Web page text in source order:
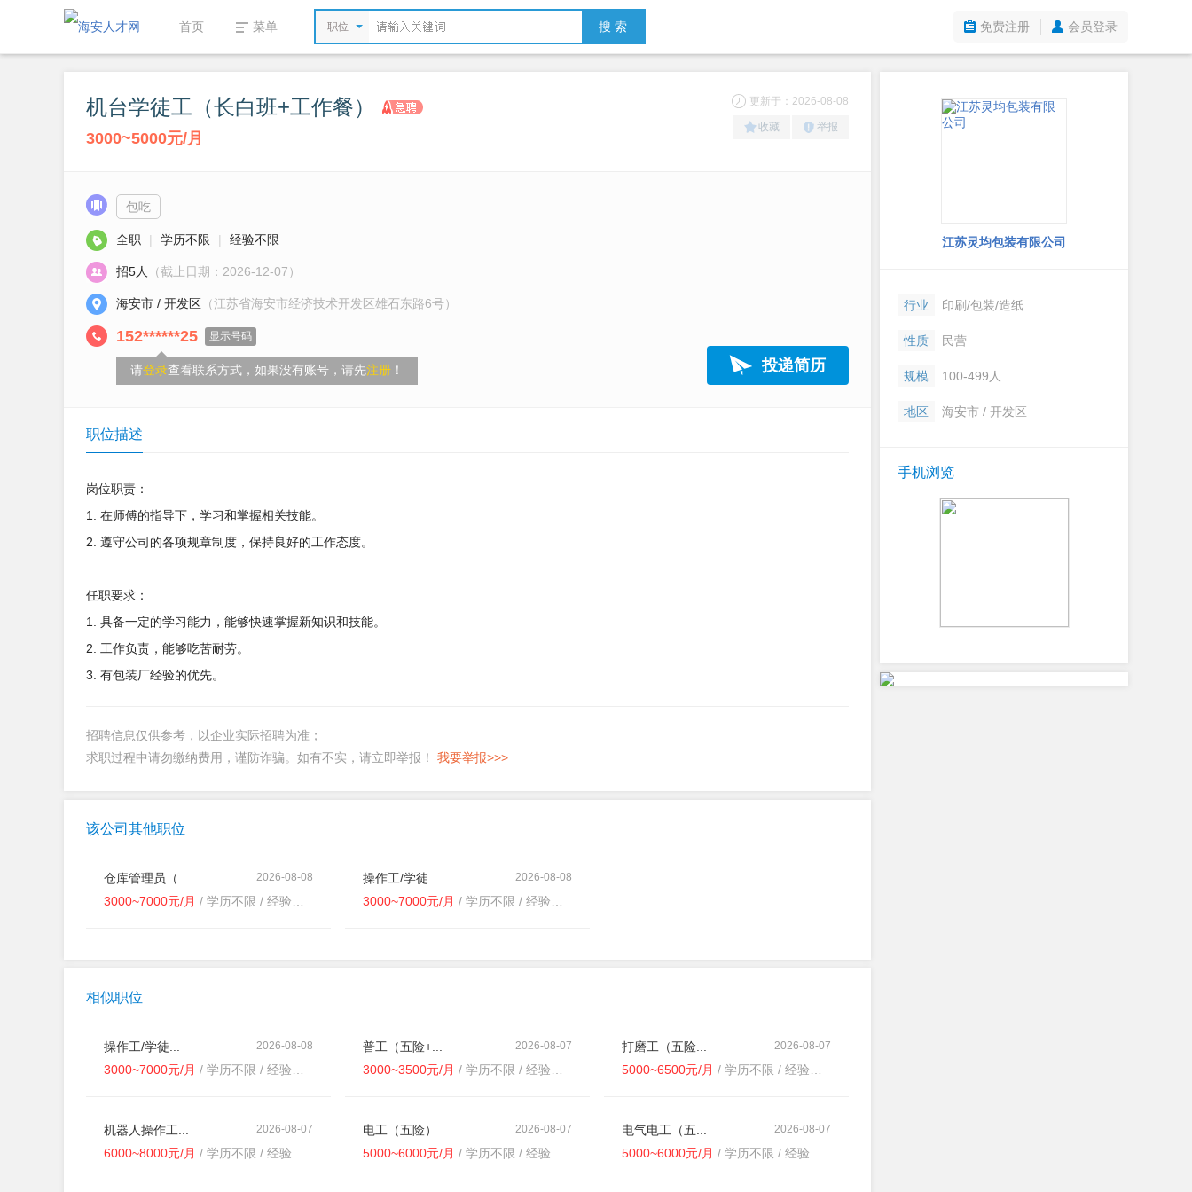
首页 菜单 职位 搜 索 免费注册 会员登录
机台学徒工（长白班+工作餐）
3000~5000元/月
更新于：2026-08-08
收藏 举报
包吃
全职 | 学历不限 | 经验不限
招5人 （截止日期：2026-12-07）
海安市 / 开发区 （江苏省海安市经济技术开发区雄石东路6号）
152******25 显示号码
请登录查看联系方式，如果没有账号，请先注册 ！ 投递简历
职位描述
岗位职责：
1. 在师傅的指导下，学习和掌握相关技能。
2. 遵守公司的各项规章制度，保持良好的工作态度。
任职要求：
1. 具备一定的学习能力，能够快速掌握新知识和技能。
2. 工作负责，能够吃苦耐劳。
3. 有包装厂经验的优先。
招聘信息仅供参考，以企业实际招聘为准；
求职过程中请勿缴纳费用，谨防诈骗。如有不实，请立即举报！ 我要举报>>>
该公司其他职位
2026-08-08
仓库管理员（...
3000~7000元/月 / 学历不限 / 经验不限
2026-08-08
操作工/学徒...
3000~7000元/月 / 学历不限 / 经验不限
相似职位
2026-08-08
操作工/学徒...
3000~7000元/月 / 学历不限 / 经验不限
2026-08-07
普工（五险+...
3000~3500元/月 / 学历不限 / 经验不限
2026-08-07
打磨工（五险...
5000~6500元/月 / 学历不限 / 经验不限
2026-08-07
机器人操作工...
6000~8000元/月 / 学历不限 / 经验不限
2026-08-07
电工（五险）
5000~6000元/月 / 学历不限 / 经验不限
2026-08-07
电气电工（五...
5000~6000元/月 / 学历不限 / 经验不限
江苏灵均包装有限公司
行业 印刷/包装/造纸
性质 民营
规模 100-499人
地区 海安市 / 开发区
手机浏览